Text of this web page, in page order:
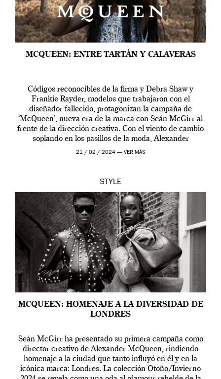
MCQUEEN: ENTRE TARTÁN Y CALAVERAS
Códigos reconocibles de la firma y Debra Shaw y
Frankie Rayder, modelos que trabajaron con el
diseñador fallecido, protagonizan la campaña de
‘McQueen’, nueva era de la marca con Seán McGirr al
frente de la dirección creativa. Con el viento de cambio
soplando en los pasillos de la moda, Alexander
McQueen se prepara para una […]
21 / 02 / 2024 — VER MÁS
STYLE
MCQUEEN: HOMENAJE A LA DIVERSIDAD DE
LONDRES
Seán McGirr ha presentado su primera campaña como
director creativo de Alexander McQueen, rindiendo
homenaje a la ciudad que tanto influyó en él y en la
icónica marca: Londres. La colección Otoño/Invierno